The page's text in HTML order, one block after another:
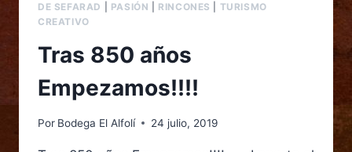
DE SEFARAD
PASIÓN RINCONES
TURISMO
CREATIVO
Tras 850 años
Empezamos!!!!
Por Bodega El Alfolí 24 julio, 2019